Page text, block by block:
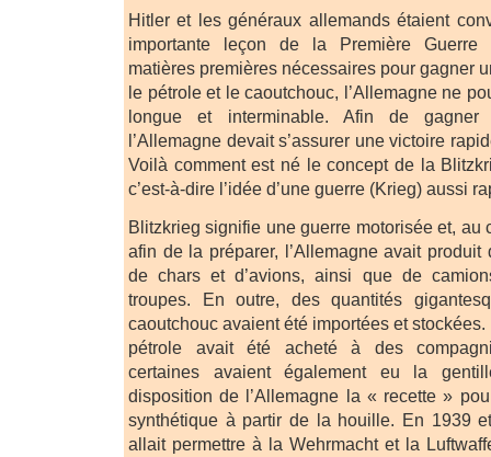
Hitler et les généraux allemands étaient
importante leçon de la Première Guerre
matières premières nécessaires pour gagner
le pétrole et le caoutchouc, l’Allemagne ne
longue et interminable. Afin de gagner
l’Allemagne devait s’assurer une victoire
Voilà comment est né le concept de la
c’est-à-dire l’idée d’une guerre (Krieg) aussi
Blitzkrieg signifie une guerre motorisée et, au
afin de la préparer, l’Allemagne avait produit
de chars et d’avions, ainsi que de
troupes. En outre, des quantités
caoutchouc avaient été importées et
pétrole avait été acheté à des
certaines avaient également eu la
disposition de l’Allemagne la « recette »
synthétique à partir de la houille. En 1939
allait permettre à la Wehrmacht et la